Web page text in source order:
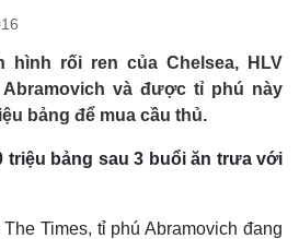
hình rối ren của Chelsea, HLV
và được tỉ phú này
bảng để mua cầu thủ.
triệu bảng sau 3 buổi ăn trưa với
Times, tỉ phú Abramovich đang